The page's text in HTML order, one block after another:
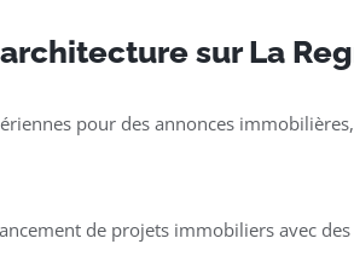
sur La
pour des annonces
de projets immobiliers avec